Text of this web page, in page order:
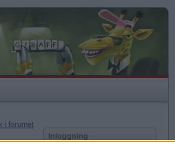
i forumet
Inloggning